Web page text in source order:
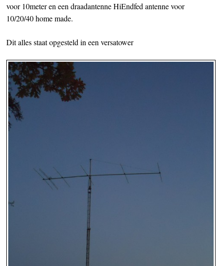
voor 10meter en een draadantenne HiEndfed antenne voor
10/20/40 home made.
Dit alles staat opgesteld in een versatower